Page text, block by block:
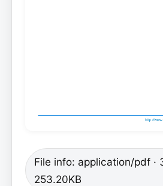
File info: application/pdf ·
253.20KB